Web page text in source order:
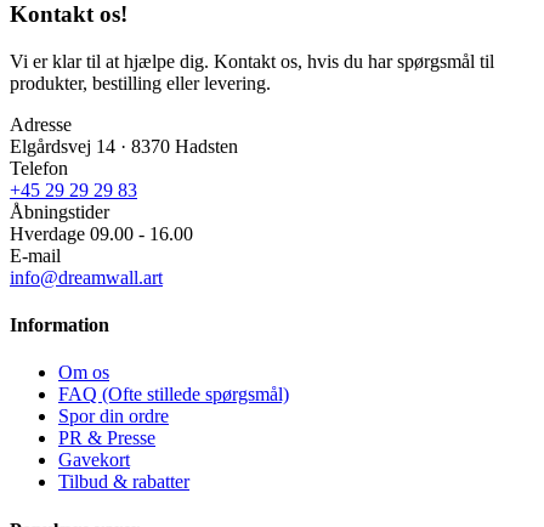
Kontakt os!
Vi er klar til at hjælpe dig. Kontakt os, hvis du har spørgsmål til
produkter, bestilling eller levering.
Adresse
Elgårdsvej 14 · 8370 Hadsten
Telefon
+45 29 29 29 83
Åbningstider
Hverdage 09.00 - 16.00
E-mail
info@dreamwall.art
Information
Om os
FAQ (Ofte stillede spørgsmål)
Spor din ordre
PR & Presse
Gavekort
Tilbud & rabatter